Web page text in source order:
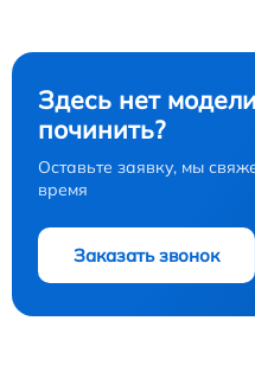
Здесь нет
починить?
Оставьте заявку, мы
время
Заказать звонок